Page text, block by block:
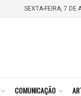
SEXTA-FEIRA, 7 DE
COMUNICAÇÃO